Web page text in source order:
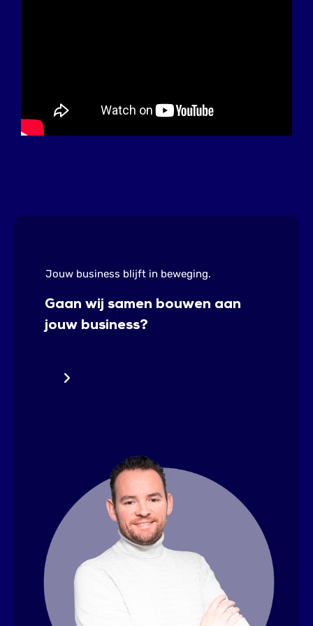
Jouw business blijft in beweging.
Gaan wij samen bouwen aan
jouw business?